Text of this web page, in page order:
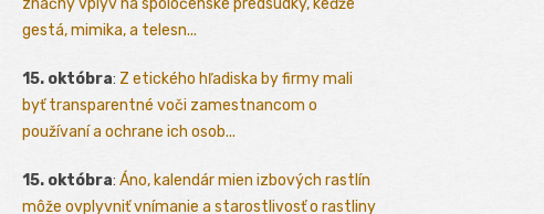
značný vplyv na spoločenské predsudky, keďže
gestá, mimika, a telesn...
15. októbra: Z etického hľadiska by firmy mali
byť transparentné voči zamestnancom o
používaní a ochrane ich osob...
15. októbra: Áno, kalendár mien izbových rastlín
môže ovplyvniť vnímanie a starostlivosť o rastliny